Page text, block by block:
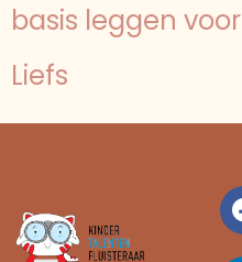
basis leggen
Liefs